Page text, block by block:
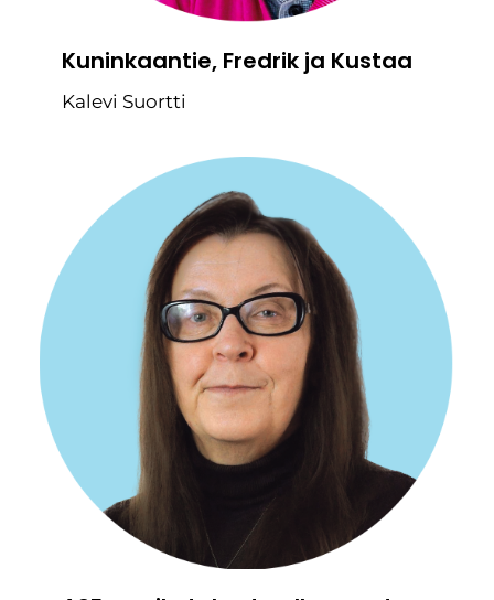
Kuninkaantie, Fredrik ja Kustaa
Kalevi Suortti